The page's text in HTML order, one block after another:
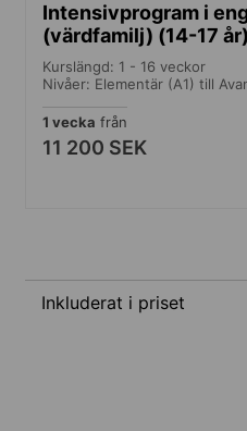
Intensivprogram i
(värdfamilj) (14-17 år)
Kurslängd: 1 - 16 veckor
Nivåer: Elementär (A1) till
1 vecka från
11 200 SEK
Inkluderat i priset